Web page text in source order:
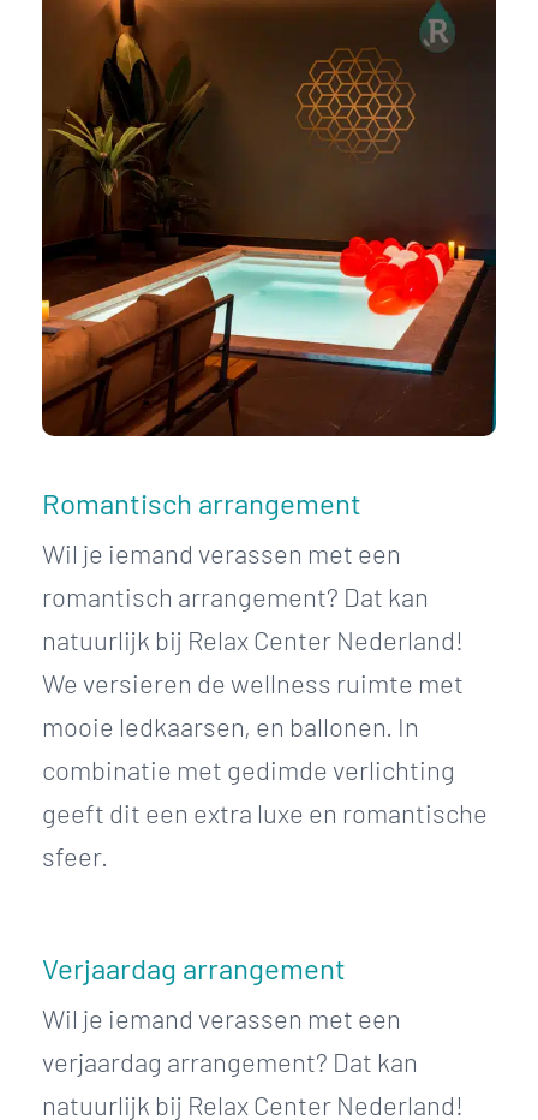
Romantisch arrangement
Wil je iemand verassen met een
romantisch arrangement? Dat kan
natuurlijk bij Relax Center Nederland!
We versieren de wellness ruimte met
mooie ledkaarsen, en ballonen. In
combinatie met gedimde verlichting
geeft dit een extra luxe en romantische
sfeer.
Verjaardag arrangement
Wil je iemand verassen met een
verjaardag arrangement? Dat kan
natuurlijk bij Relax Center Nederland!